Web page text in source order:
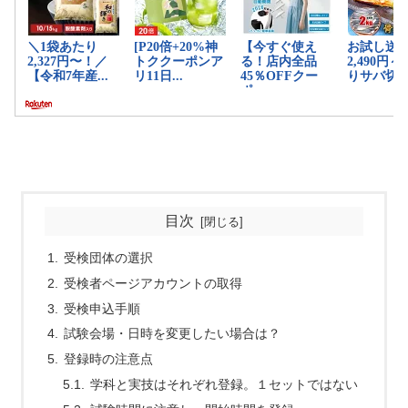
目次
受検団体の選択
受検者ページアカウントの取得
受検申込手順
試験会場・日時を変更したい場合は？
登録時の注意点
学科と実技はそれぞれ登録。１セットではない